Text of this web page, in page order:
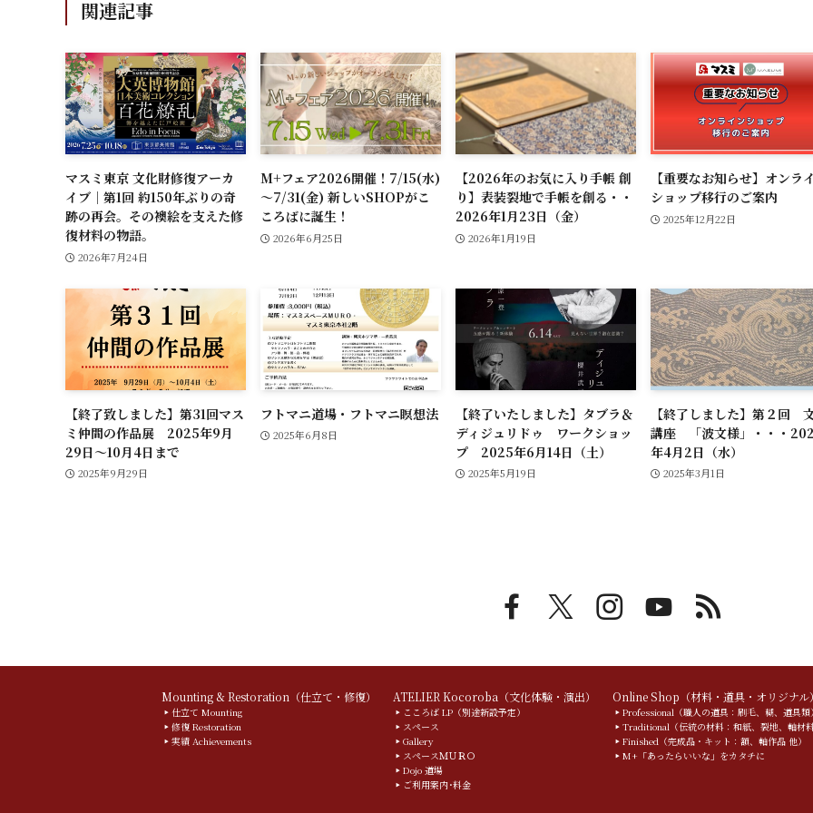
関連記事
マスミ東京 文化財修復アーカ
イブ｜第1回 約150年ぶりの奇
跡の再会。その襖絵を支えた修
復材料の物語。
2026年7月24日
M+フェア2026開催！7/15(水)
～7/31(金) 新しいSHOPがこ
ころばに誕生！
2026年6月25日
【2026年のお気に入り手帳 創
り】表装裂地で手帳を創る・・
2026年1月23日（金）
2026年1月19日
【重要なお知らせ】オンラ
ショップ移行のご案内
2025年12月22日
【終了致しました】第31回マス
ミ仲間の作品展 2025年9月
29日～10月4日まで
2025年9月29日
フトマニ道場・フトマニ瞑想法
2025年6月8日
【終了いたしました】タブラ＆
ディジュリドゥ ワークショッ
プ 2025年6月14日（土）
2025年5月19日
【終了しました】第２回
講座 「波文様」・・・
年4月2日（水）
2025年3月1日
Mounting & Restoration（仕立て・修復）
仕立て Mounting
修復 Restoration
実績 Achievements
ATELIER Kocoroba（文化体験・演出）
こころば LP（別途新設予定）
スペース
Gallery
スペースＭＵＲＯ
Dojo 道場
ご利用案内･料金
Online Shop（材料・道具・オリジナル
Professional（職人の道具：刷毛、糊、道具類
Traditional（伝統の材料：和紙、裂地、軸材
Finished（完成品・キット：額、軸作品 他）
M+「あったらいいな」をカタチに